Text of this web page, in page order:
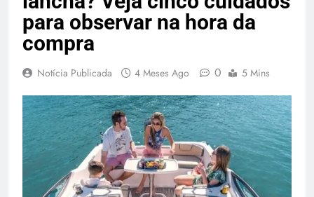
Temporada Verão 2027
para observar na hora da
compra
Notícia Publicada 4 Meses Ago 0 5 Mins